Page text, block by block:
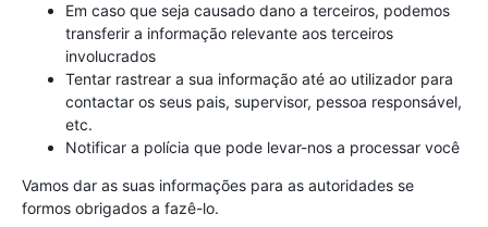
Em caso que seja causado dano a terceiros, podemos
transferir a informação relevante aos terceiros
involucrados
Tentar rastrear a sua informação até ao utilizador para
contactar os seus pais, supervisor, pessoa responsável,
etc.
Notificar a polícia que pode levar-nos a processar você
Vamos dar as suas informações para as autoridades se
formos obrigados a fazê-lo.